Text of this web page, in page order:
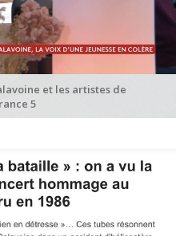
et les artistes de
5